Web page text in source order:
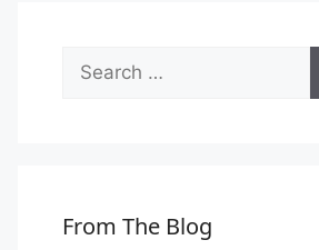
Search
for:
From The Blog